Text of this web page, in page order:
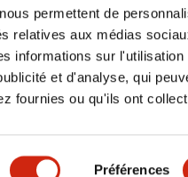
permettent de
relatives aux médias
informations sur
et d'analyse, qui
fournies ou qu'ils ont
Préférences
vous
Conditions générales